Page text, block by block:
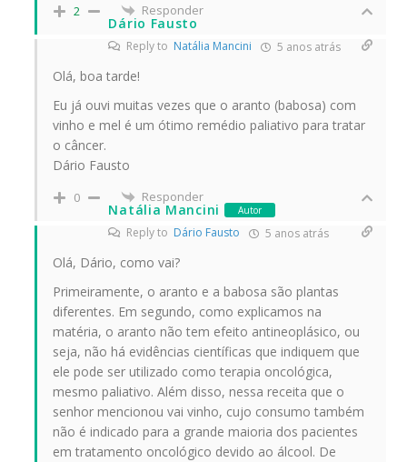
2 Responder
Dário Fausto
Reply to Natália Mancini 5 anos atrás
Olá, boa tarde!
Eu já ouvi muitas vezes que o aranto (babosa) com
vinho e mel é um ótimo remédio paliativo para tratar
o câncer.
Dário Fausto
0 Responder
Natália Mancini Autor
Reply to Dário Fausto 5 anos atrás
Olá, Dário, como vai?
Primeiramente, o aranto e a babosa são plantas
diferentes. Em segundo, como explicamos na
matéria, o aranto não tem efeito antineoplásico, ou
seja, não há evidências científicas que indiquem que
ele pode ser utilizado como terapia oncológica,
mesmo paliativo. Além disso, nessa receita que o
senhor mencionou vai vinho, cujo consumo também
não é indicado para a grande maioria dos pacientes
em tratamento oncológico devido ao álcool. De